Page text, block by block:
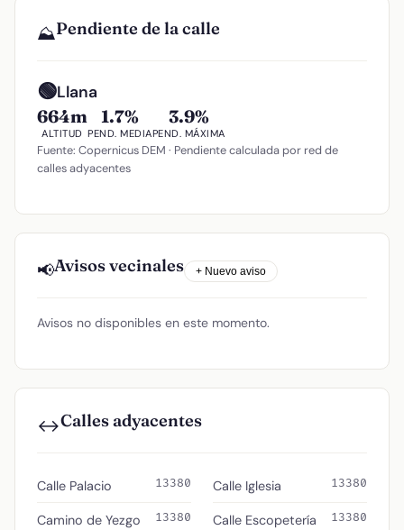
⛰️Pendiente de la calle
🟢Llana
664m
ALTITUD
1.7%
PEND. MEDIA
3.9%
PEND. MÁXIMA
Fuente: Copernicus DEM · Pendiente calculada por red de
calles adyacentes
📢Avisos vecinales + Nuevo aviso
Avisos no disponibles en este momento.
↔️Calles adyacentes
Calle Palacio 13380
Camino de Yezgo 13380
Calle Iglesia 13380
Calle Escopetería 13380